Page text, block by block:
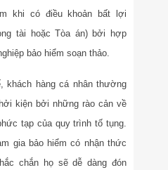
khi có điều khoản bất lợi
tài hoặc Tòa án) bởi hợp
bảo hiểm soạn thảo.
khách hàng cá nhân thường
kiện bởi những rào cản về
tạp của quy trình tố tụng.
gia bảo hiểm có nhận thức
chắn họ sẽ dễ dàng đón